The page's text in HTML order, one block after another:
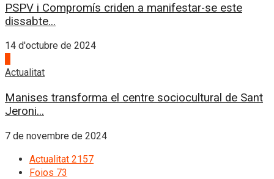
PSPV i Compromís criden a manifestar-se este
dissabte...
14 d'octubre de 2024
Actualitat
Manises transforma el centre sociocultural de Sant
Jeroni...
7 de novembre de 2024
Actualitat 2157
Foios 73